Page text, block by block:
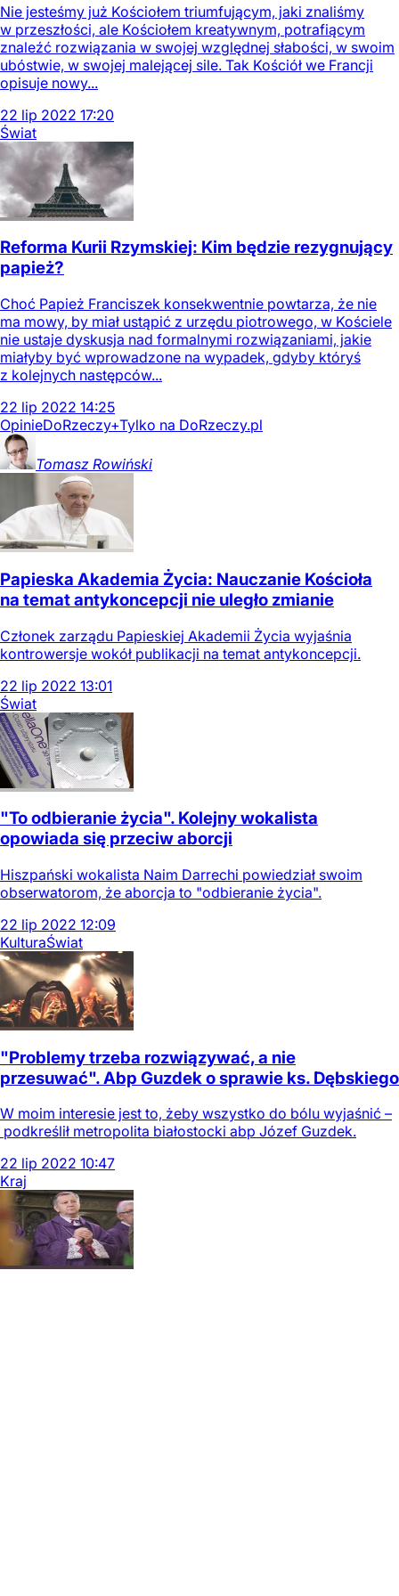
Nie jesteśmy już Kościołem triumfującym, jaki znaliśmy
w przeszłości, ale Kościołem kreatywnym, potrafiącym
znaleźć rozwiązania w swojej względnej słabości, w swoim
ubóstwie, w swojej malejącej sile. Tak Kościół we Francji
opisuje nowy...
22 lip 2022 17:20
Świat
Reforma Kurii Rzymskiej: Kim będzie rezygnujący
papież?
Choć Papież Franciszek konsekwentnie powtarza, że nie
ma mowy, by miał ustąpić z urzędu piotrowego, w Kościele
nie ustaje dyskusja nad formalnymi rozwiązaniami, jakie
miałyby być wprowadzone na wypadek, gdyby któryś
z kolejnych następców...
22 lip 2022 14:25
OpinieDoRzeczy+Tylko na DoRzeczy.pl
Tomasz Rowiński
Papieska Akademia Życia: Nauczanie Kościoła
na temat antykoncepcji nie uległo zmianie
Członek zarządu Papieskiej Akademii Życia wyjaśnia
kontrowersje wokół publikacji na temat antykoncepcji.
22 lip 2022 13:01
Świat
"To odbieranie życia". Kolejny wokalista
opowiada się przeciw aborcji
Hiszpański wokalista Naim Darrechi powiedział swoim
obserwatorom, że aborcja to "odbieranie życia".
22 lip 2022 12:09
KulturaŚwiat
"Problemy trzeba rozwiązywać, a nie
przesuwać". Abp Guzdek o sprawie ks. Dębskiego
W moim interesie jest to, żeby wszystko do bólu wyjaśnić –
podkreślił metropolita białostocki abp Józef Guzdek.
22 lip 2022 10:47
Kraj